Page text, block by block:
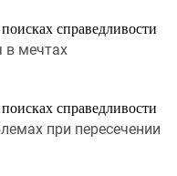
справедливости
в мечтах
справедливости
при пересечении